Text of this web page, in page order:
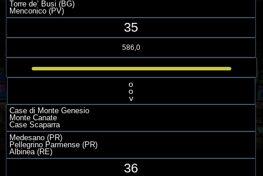
Torre de’ Busi (BG)
Menconico (PV)
35
586,0
o
o
v
Case di Monte Genesio
Monte Canate
Case Scaparra
Medesano (PR)
Pellegrino Parmense (PR)
Albinea (RE)
36